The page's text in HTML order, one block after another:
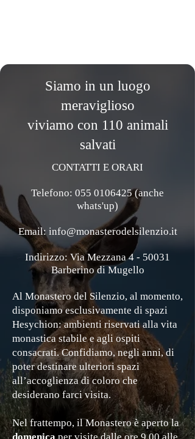
Siamo in un luogo
meraviglioso
viviamo con 110 animali
salvati
CONTATTI E ORARI
Telefono: 055 0106425 (anche
whats'up)
Email: info@monasterodelsilenzio.it
Indirizzo: Via Mezzana 4 - 50031
Barberino di Mugello
Al Monastero del Silenzio, al momento,
disponiamo esclusivamente di spazi
Hesychion: ambienti riservati alla vita
monastica stabile e agli ospiti
consacrati.Confidiamo, negli anni, di
poter destinare ulteriori spazi
all’accoglienza di coloro che
desiderano farci visita.
Nel frattempo, il Monastero è aperto la